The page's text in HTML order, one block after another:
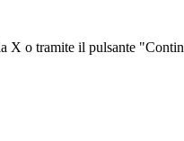
X o tramite il pulsante